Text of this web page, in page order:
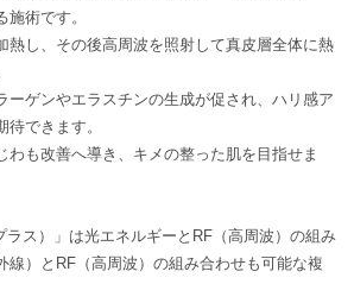
術です。
熱し、その後高周波を照射して真皮層全体に熱
ーゲンやエラスチンの生成が促され、ハリ感ア
できます。
わも改善へ導き、キメの整った肌を目指せま
ラス）」は光エネルギーとRF（高周波）の組み
線）とRF（高周波）の組み合わせも可能な複